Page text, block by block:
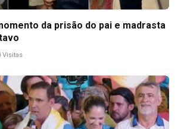
da prisão do pai e madrasta
Visitas